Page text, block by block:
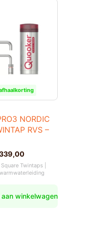
NORDIC
RVS –
Twintaps |
winkelwagen